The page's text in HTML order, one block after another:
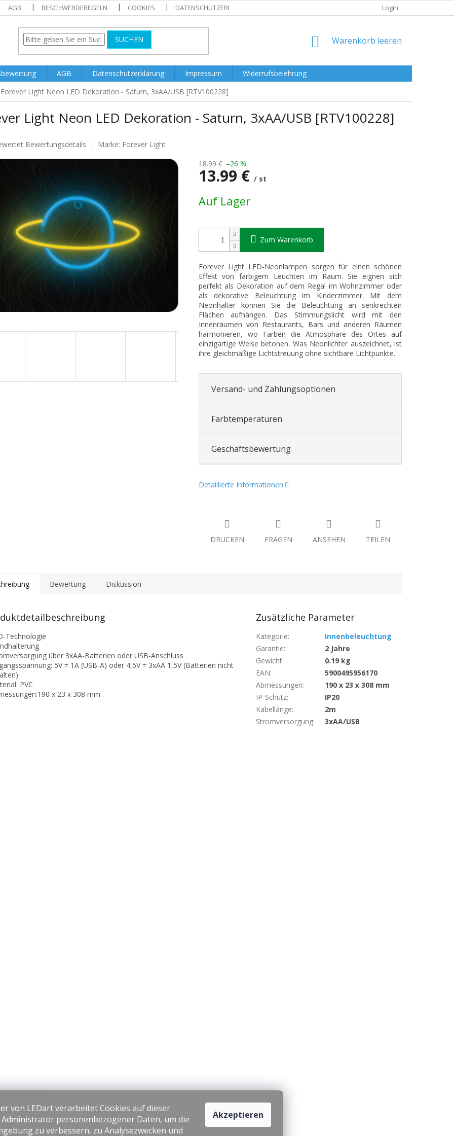
von LEDart verarbeitet Cookies auf dieser
Administrator personenbezogener Daten, um die
zu verbessern, zu Analysezwecken und
Akzeptieren
AGB BESCHWERDEREGELN COOKIES DATENSCHUTZERKLÄRUNG Login
SUCHEN WARENKORB
Warenkorb leeren
AGB Datenschutzerklärung Impressum
Widerrufsbelehrung
Forever Light Neon LED Dekoration - Saturn, 3xAA/USB [RTV100228]
Light Neon LED Dekoration - Saturn, 3xAA/USB [RTV100228]
Bewertungsdetails Marke: Forever Light
18.99 € –26 %
13.99 € / st
Auf Lager
Zum Warenkorb
Forever Light LED-Neonlampen sorgen für einen schönen
Effekt von farbigem Leuchten im Raum. Sie eignen sich
perfekt als Dekoration auf dem Regal im Wohnzimmer oder
als dekorative Beleuchtung im Kinderzimmer. Mit dem
Neonhalter können Sie die Beleuchtung an senkrechten
Flächen aufhängen. Das Stimmungslicht wird mit den
Innenräumen von Restaurants, Bars und anderen Räumen
harmonieren, wo Farben die Atmosphäre des Ortes auf
einzigartige Weise betonen. Was Neonlichter auszeichnet, ist
ihre gleichmäßige Lichtstreuung ohne sichtbare Lichtpunkte.
Versand- und Zahlungsoptionen
Farbtemperaturen
Geschäftsbewertung
Detaillierte Informationen
DRUCKEN FRAGEN ANSEHEN TEILEN
Bewertung Diskussion
Technologie
über 3xAA-Batterien oder USB-Anschluss
5V = 1A (USB-A) oder 4,5V = 3xAA 1,5V (Batterien nicht
PVC
x 23 x 308 mm
Zusätzliche Parameter
Kategorie:
Innenbeleuchtung
Garantie:
2 Jahre
Gewicht:
0.19 kg
EAN:
5900495956170
Abmessungen:
190 x 23 x 308 mm
IP-Schutz:
IP20
Kabellänge:
2m
Stromversorgung: 3xAA/USB